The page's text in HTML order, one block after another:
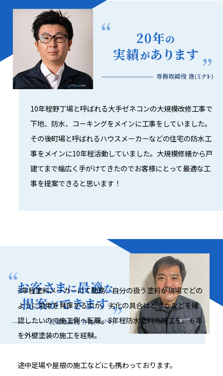
10年程野丁場と呼ばれる大手ゼネコンの大規模改修工事で
下地、防水、コーキングをメインに工事をしていました。
その後町場と呼ばれるハウスメーカーなどの住宅の防水工
事をメインに10年程活動していました。大規模修繕から戸
建てまで幅広く手がけてきたのでお客様にとって最適な工
事を提案できると思います！
3年程塗料メーカーにて勤務、自分の扱う塗料が現場でどの
ように効果を発揮するのか。劣化の具合はどうかなどを確
認したいので施工側へ転職。8年程防水塗料の施工を、６年
を外壁塗装の施工を経験。
途中足場や屋根の施工などにも携わっております。